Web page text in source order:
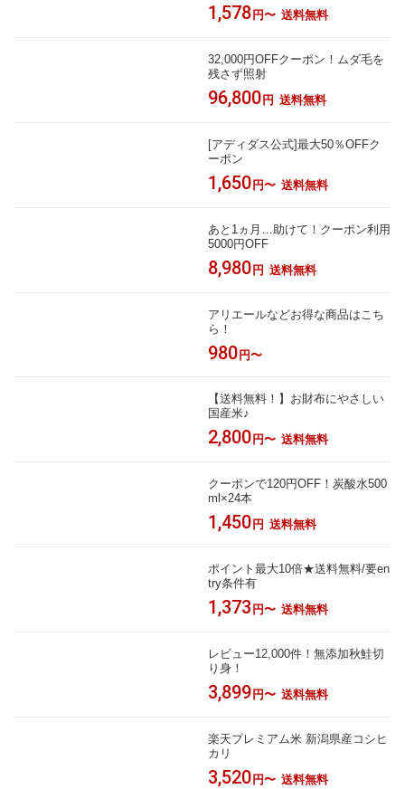
1,578 円〜 送料無料
32,000円OFFクーポン！ムダ毛を
残さず照射
96,800 円 送料無料
[アディダス公式]最大50％OFFク
ーポン
1,650 円〜 送料無料
あと1ヵ月…助けて！クーポン利用
5000円OFF
8,980 円 送料無料
アリエールなどお得な商品はこち
ら！
980 円〜
【送料無料！】お財布にやさしい
国産米♪
2,800 円〜 送料無料
クーポンで120円OFF！炭酸水500
ml×24本
1,450 円 送料無料
ポイント最大10倍★送料無料/要en
try条件有
1,373 円〜 送料無料
レビュー12,000件！無添加秋鮭切
り身！
3,899 円〜 送料無料
楽天プレミアム米 新潟県産コシヒ
カリ
3,520 円〜 送料無料